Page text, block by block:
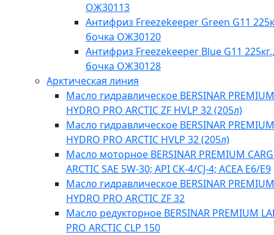
ОЖ30113
Антифриз Freezekeeper Green G11
бочка ОЖ30120
Антифриз Freezekeeper Blue G11 225кг.,
бочка ОЖ30128
Арктическая линия
Масло гидравлическое BERSINAR PREMIUM
HYDRO PRO ARCTIC ZF HVLP 32 (205л)
Масло гидравлическое BERSINAR PREMIUM
HYDRO PRO ARCTIC HVLP 32 (205л)
Масло моторное BERSINAR PREMIUM
ARCTIC SAE 5W-30; API CK-4/CJ-4; ACEA E6/E9
Масло гидравлическое BERSINAR PREMIUM
HYDRO PRO ARCTIC ZF 32
Масло редукторное BERSINAR PREMIUM
PRO ARCTIC CLP 150